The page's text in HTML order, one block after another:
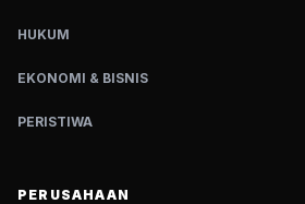
HUKUM
EKONOMI & BISNIS
PERISTIWA
PERUSAHAAN